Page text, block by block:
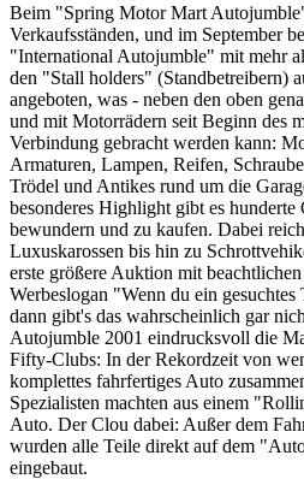
Beim "Spring Motor Mart
Verkaufsständen, und im September
"International Autojumble" mit mehr
den "Stall holders" (Standbetreibern)
angeboten, was - neben den oben
und mit Motorrädern seit Beginn des
Verbindung gebracht werden kann:
Armaturen, Lampen, Reifen,
Trödel und Antikes rund um die
besonderes Highlight gibt es
bewundern und zu kaufen. Dabei
Luxuskarossen bis hin zu
erste größere Auktion mit
Werbeslogan "Wenn du ein
dann gibt's das wahrscheinlich gar
Autojumble 2001 eindrucksvoll die
Fifty-Clubs: In der Rekordzeit von
komplettes fahrfertiges Auto
Spezialisten machten aus einem
Auto. Der Clou dabei: Außer dem
wurden alle Teile direkt auf dem
eingebaut.